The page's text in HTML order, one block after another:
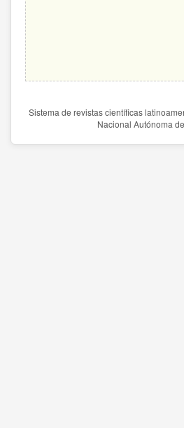
Sistema de revistas científicas
Nacional Autónoma